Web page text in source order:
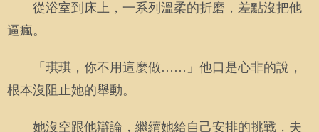
從浴室到床上，一系列溫柔的折磨，差點沒把他
逼瘋。
「琪琪，你不用這麼做……」他口是心非的說，
根本沒阻止她的舉動。
她沒空跟他辯論，繼續她給自己安排的挑戰，夫